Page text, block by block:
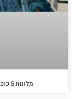
מלונות 5 כוכבים בלוס אנג'לס – מלונות יוקרתיים